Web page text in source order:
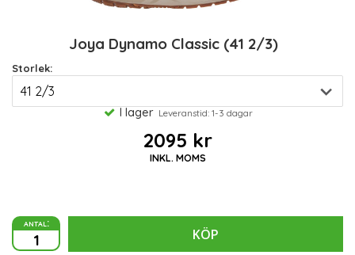
Joya Dynamo Classic (41 2/3)
Storlek:
I lager Leveranstid: 1-3 dagar
2095 kr
INKL. MOMS
antal:
KÖP